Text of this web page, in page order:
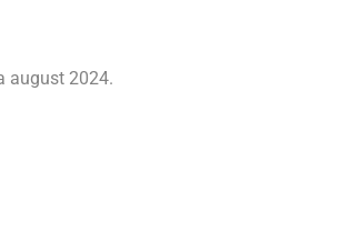
august 2024.